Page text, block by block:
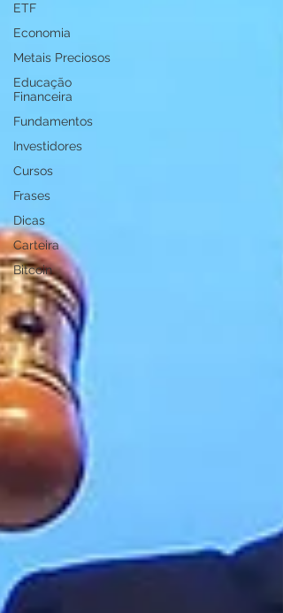
ETF
Economia
Metais Preciosos
Educação
Financeira
Fundamentos
Investidores
Cursos
Frases
Dicas
Carteira
Bitcoin